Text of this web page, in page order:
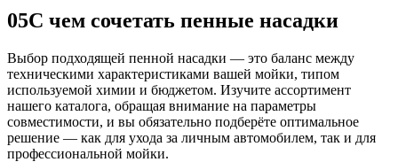
05С чем сочетать пенные насадки
Выбор подходящей пенной насадки — это баланс между
техническими характеристиками вашей мойки, типом
используемой химии и бюджетом. Изучите ассортимент
нашего каталога, обращая внимание на параметры
совместимости, и вы обязательно подберёте оптимальное
решение — как для ухода за личным автомобилем, так и для
профессиональной мойки.